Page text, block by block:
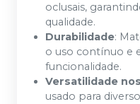
oclusais,
qualidade.
Durabilidade:
o uso contínuo e
funcionalidade.
Versatilidade
usado para